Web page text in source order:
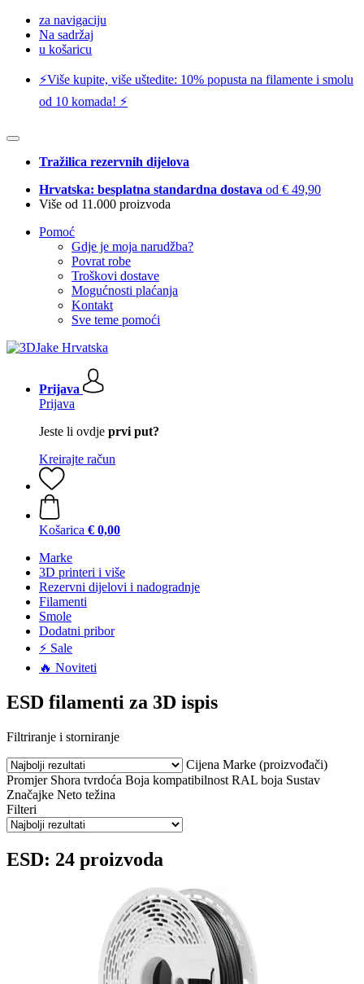
za navigaciju
Na sadržaj
u košaricu
⚡️Više kupite, više uštedite: 10% popusta na filamente i smolu
od 10 komada! ⚡️
Tražilica rezervnih dijelova
Hrvatska: besplatna standardna dostava od € 49,90
Više od 11.000 proizvoda
Pomoć
Gdje je moja narudžba?
Povrat robe
Troškovi dostave
Mogućnosti plaćanja
Kontakt
Sve teme pomoći
Prijava
Prijava
Jeste li ovdje prvi put?
Kreirajte račun
Košarica € 0,00
Marke
3D printeri i više
Rezervni dijelovi i nadogradnje
Filamenti
Smole
Dodatni pribor
⚡ Sale
🔥 Noviteti
ESD filamenti za 3D ispis
Filtriranje i storniranje
Cijena Marke (proizvođači)
Promjer Shora tvrdoća Boja kompatibilnost RAL boja Sustav
Značajke Neto težina
Filteri
ESD: 24 proizvoda